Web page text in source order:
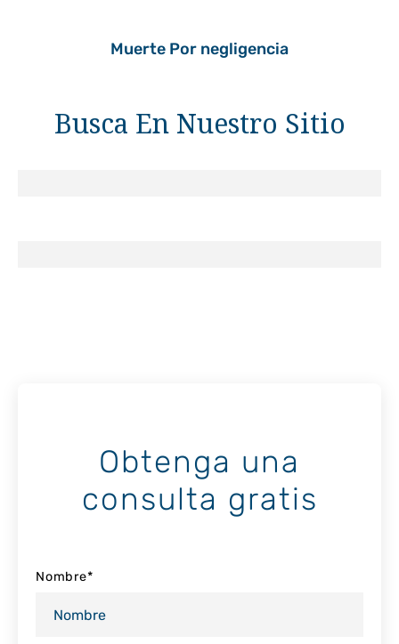
Muerte Por negligencia
Busca En Nuestro Sitio
Obtenga una
consulta gratis
Nombre*